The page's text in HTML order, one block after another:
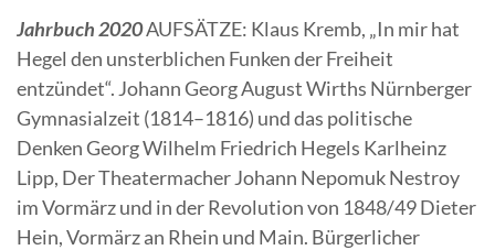
Jahrbuch 2020AUFSÄTZE: Klaus Kremb, „In mir hat
Hegel den unsterblichen Funken der Freiheit
entzündet“. Johann Georg August Wirths Nürnberger
Gymnasialzeit (1814–1816) und das politische
Denken Georg Wilhelm Friedrich Hegels Karlheinz
Lipp, Der Theatermacher Johann Nepomuk Nestroy
im Vormärz und in der Revolution von 1848/49 Dieter
Hein, Vormärz an Rhein und Main. Bürgerlicher